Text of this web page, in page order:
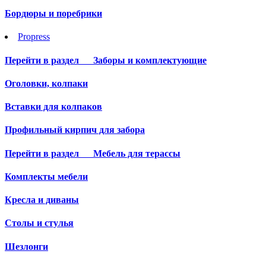
Бордюры и поребрики
Propress
Перейти в раздел Заборы и комплектующие
Оголовки, колпаки
Вставки для колпаков
Профильный кирпич для забора
Перейти в раздел Мебель для терассы
Комплекты мебели
Кресла и диваны
Столы и стулья
Шезлонги